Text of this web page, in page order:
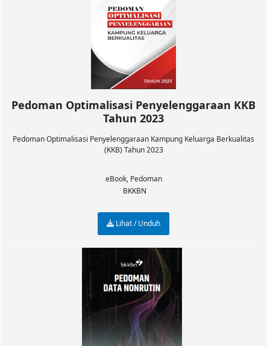
Pedoman Optimalisasi Penyelenggaraan KKB
Tahun 2023
Pedoman Optimalisasi Penyelenggaraan Kampung Keluarga Berkualitas
(KKB) Tahun 2023
eBook, Pedoman
BKKBN
Lihat / Unduh